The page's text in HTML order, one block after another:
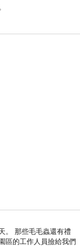
。 那些毛毛蟲還有禮
區的工作人員撿給我們